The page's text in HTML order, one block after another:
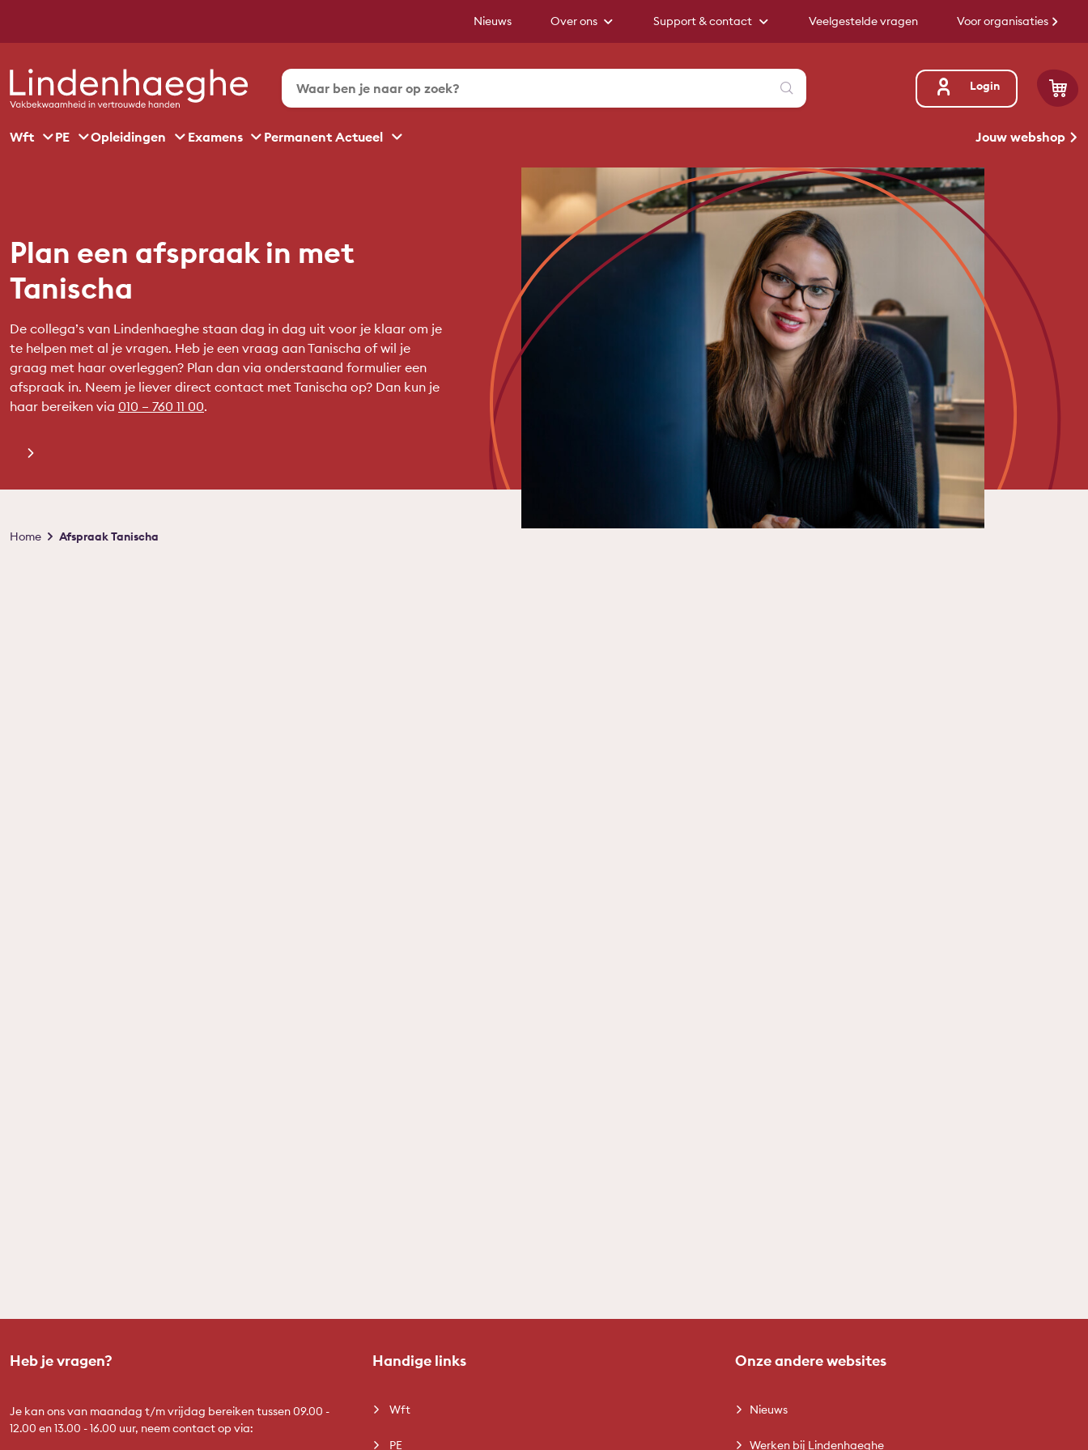
Nieuws Over ons Support & contact Veelgestelde vragen Voor organisaties
Zoeken Login
Wft PE Opleidingen Examens Permanent Actueel Jouw webshop
Plan een afspraak in met
Tanischa
De collega’s van Lindenhaeghe staan dag in dag uit voor je klaar om je
te helpen met al je vragen. Heb je een vraag aan Tanischa of wil je
graag met haar overleggen? Plan dan via onderstaand formulier een
afspraak in. Neem je liever direct contact met Tanischa op? Dan kun je
haar bereiken via 010 – 760 11 00.
Kruimelpad
Home Afspraak Tanischa
Heb je vragen?
Je kan ons van maandag t/m vrijdag bereiken tussen 09.00 -
12.00 en 13.00 - 16.00 uur, neem contact op via:
Handige links
Wft
PE
Onze andere websites
Nieuws
Werken bij Lindenhaeghe